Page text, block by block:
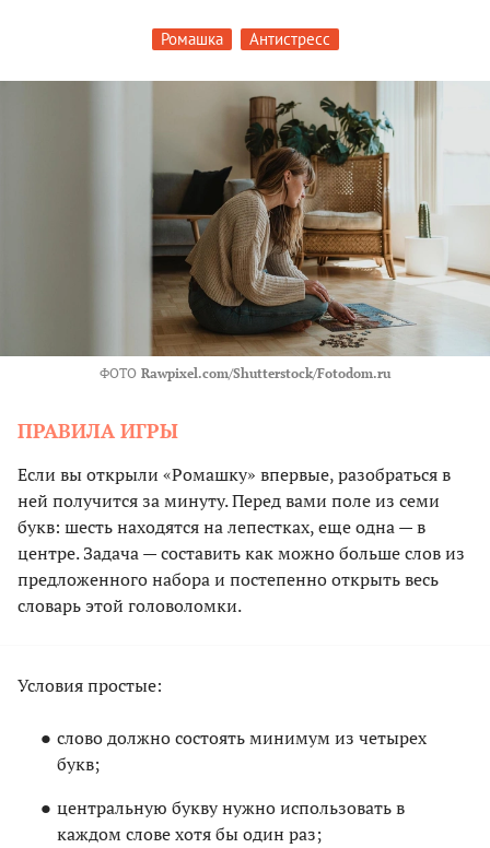
Ромашка Антистресс
ФОТО Rawpixel.com/Shutterstock/Fotodom.ru
ПРАВИЛА ИГРЫ
Если вы открыли «Ромашку» впервые, разобраться в
ней получится за минуту. Перед вами поле из семи
букв: шесть находятся на лепестках, еще одна — в
центре. Задача — составить как можно больше слов из
предложенного набора и постепенно открыть весь
словарь этой головоломки.
Условия простые:
слово должно состоять минимум из четырех
букв;
центральную букву нужно использовать в
каждом слове хотя бы один раз;